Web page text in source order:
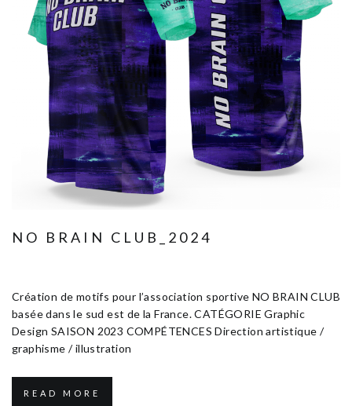
NO BRAIN CLUB_2024
Création de motifs pour l’association sportive NO BRAIN CLUB
basée dans le sud est de la France. CATÉGORIE Graphic
Design SAISON 2023 COMPÉTENCES Direction artistique /
graphisme / illustration
READ MORE